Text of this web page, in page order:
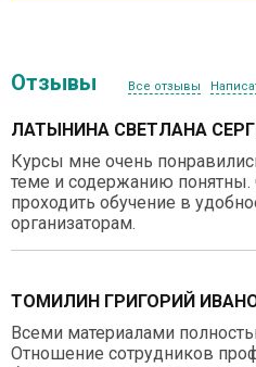
Отзывы Все отзывы
ЛАТЫНИНА СВЕТЛАНА
Курсы мне очень
теме и содержанию понятны.
проходить обучение в
организаторам.
ТОМИЛИН ГРИГОРИЙ
Всеми материалами
Отношение сотрудников